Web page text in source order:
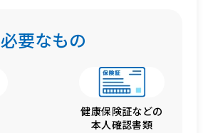
必要なもの
健康保険証などの
本人確認書類